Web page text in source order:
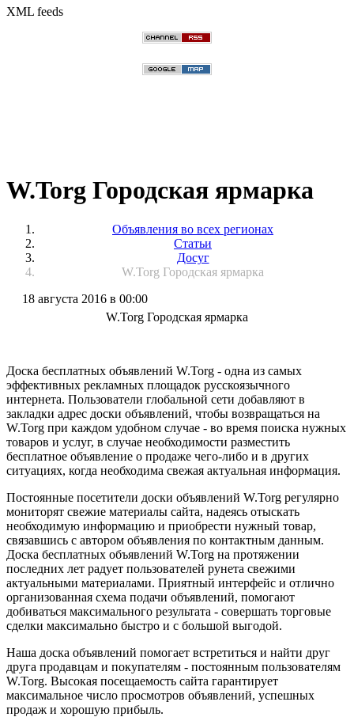
XML feeds
W.Torg Городская ярмарка
Объявления во всех регионах
Статьи
Досуг
W.Torg Городская ярмарка
18 августа 2016 в 00:00
W.Torg Городская ярмарка
Доска бесплатных объявлений W.Torg - одна из самых
эффективных рекламных площадок русскоязычного
интернета. Пользователи глобальной сети добавляют в
закладки адрес доски объявлений, чтобы возвращаться на
W.Torg при каждом удобном случае - во время поиска нужных
товаров и услуг, в случае необходимости разместить
бесплатное объявление о продаже чего-либо и в других
ситуациях, когда необходима свежая актуальная информация.
Постоянные посетители доски объявлений W.Torg регулярно
мониторят свежие материалы сайта, надеясь отыскать
необходимую информацию и приобрести нужный товар,
связавшись с автором объявления по контактным данным.
Доска бесплатных объявлений W.Torg на протяжении
последних лет радует пользователей рунета свежими
актуальными материалами. Приятный интерфейс и отлично
организованная схема подачи объявлений, помогают
добиваться максимального результата - совершать торговые
сделки максимально быстро и с большой выгодой.
Наша доска объявлений помогает встретиться и найти друг
друга продавцам и покупателям - постоянным пользователям
W.Torg. Высокая посещаемость сайта гарантирует
максимальное число просмотров объявлений, успешных
продаж и хорошую прибыль.